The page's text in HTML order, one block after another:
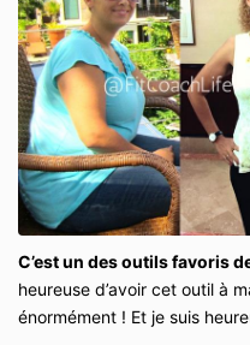
C’est un des outils favoris
heureuse d’avoir cet outil à
énormément ! Et je suis